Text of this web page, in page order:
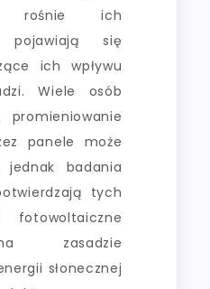
rośnie ich
pojawiają się
ich wpływu
Wiele osób
panele może
jednak badania
tych
fotowoltaiczne
zasadzie
słonecznej